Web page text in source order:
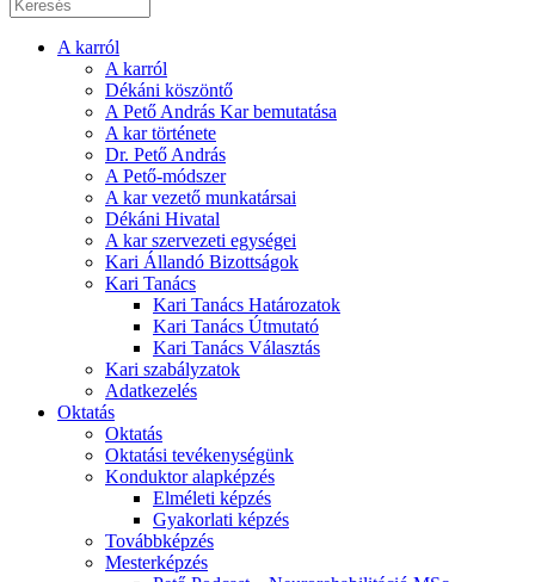
A karról
A karról
Dékáni köszöntő
A Pető András Kar bemutatása
A kar története
Dr. Pető András
A Pető-módszer
A kar vezető munkatársai
Dékáni Hivatal
A kar szervezeti egységei
Kari Állandó Bizottságok
Kari Tanács
Kari Tanács Határozatok
Kari Tanács Útmutató
Kari Tanács Választás
Kari szabályzatok
Adatkezelés
Oktatás
Oktatás
Oktatási tevékenységünk
Konduktor alapképzés
Elméleti képzés
Gyakorlati képzés
Továbbképzés
Mesterképzés